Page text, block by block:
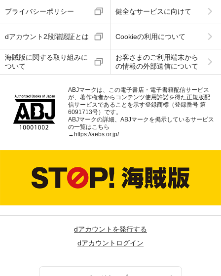
プライバシーポリシー 健全なサービスに向けて
dアカウント2段階認証とは Cookieの利用について
海賊版に関する取り組みに
ついて
お客さまのご利用端末から
の情報の外部送信について
ABJマークは、この電子書店・電子書籍配信サービス
が、著作権者からコンテンツ使用許諾を得た正規版配
信サービスであることを示す登録商標（登録番号 第
6091713号）です。
ABJマークの詳細、ABJマークを掲示しているサービス
の一覧はこちら
→https://aebs.or.jp/
dアカウントを発行する
dアカウントログイン